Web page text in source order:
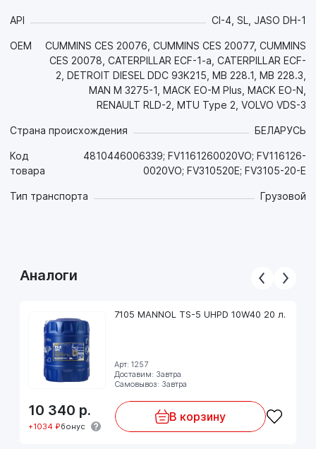
API CI-4, SL, JASO DH-1
OEM
CUMMINS CES 20076, CUMMINS CES 20077, CUMMINS
CES 20078, CATERPILLAR ECF-1-a, CATERPILLAR ECF-
2, DETROIT DIESEL DDC 93K215, MB 228.1, MB 228.3,
MAN M 3275-1, MACK EO-M Plus, MACK EO-N,
RENAULT RLD-2, MTU Type 2, VOLVO VDS-3
Страна происхождения БЕЛАРУСЬ
Код
товара
4810446006339; FV1161260020VO; FV116126-
0020VO; FV310520E; FV3105-20-E
Тип транспорта Грузовой
Аналоги
7105 MANNOL TS-5 UHPD 10W40 20 л.
Арт: 1257
Доставим: Завтра
Самовывоз: Завтра
10 340 р.
+1034 ₽бонус
В корзину